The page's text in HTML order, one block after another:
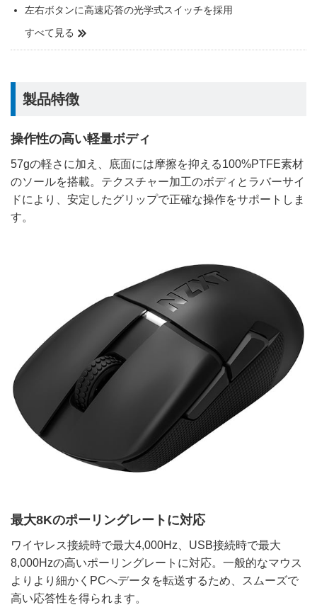
左右ボタンに高速応答の光学式スイッチを採用
すべて見る
製品特徴
操作性の高い軽量ボディ
57gの軽さに加え、底面には摩擦を抑える100%PTFE素材
のソールを搭載。テクスチャー加工のボディとラバーサイ
ドにより、安定したグリップで正確な操作をサポートしま
す。
最大8Kのポーリングレートに対応
ワイヤレス接続時で最大4,000Hz、USB接続時で最大
8,000Hzの高いポーリングレートに対応。一般的なマウス
よりより細かくPCへデータを転送するため、スムーズで
高い応答性を得られます。